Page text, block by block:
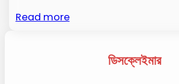
Read more
ডিসক্লেইমার